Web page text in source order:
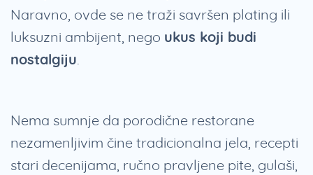
Naravno, ovde se ne traži savršen plating ili
luksuzni ambijent, nego ukus koji budi
nostalgiju.
Nema sumnje da porodične restorane
nezamenljivim čine tradicionalna jela, recepti
stari decenijama, ručno pravljene pite, gulaši,